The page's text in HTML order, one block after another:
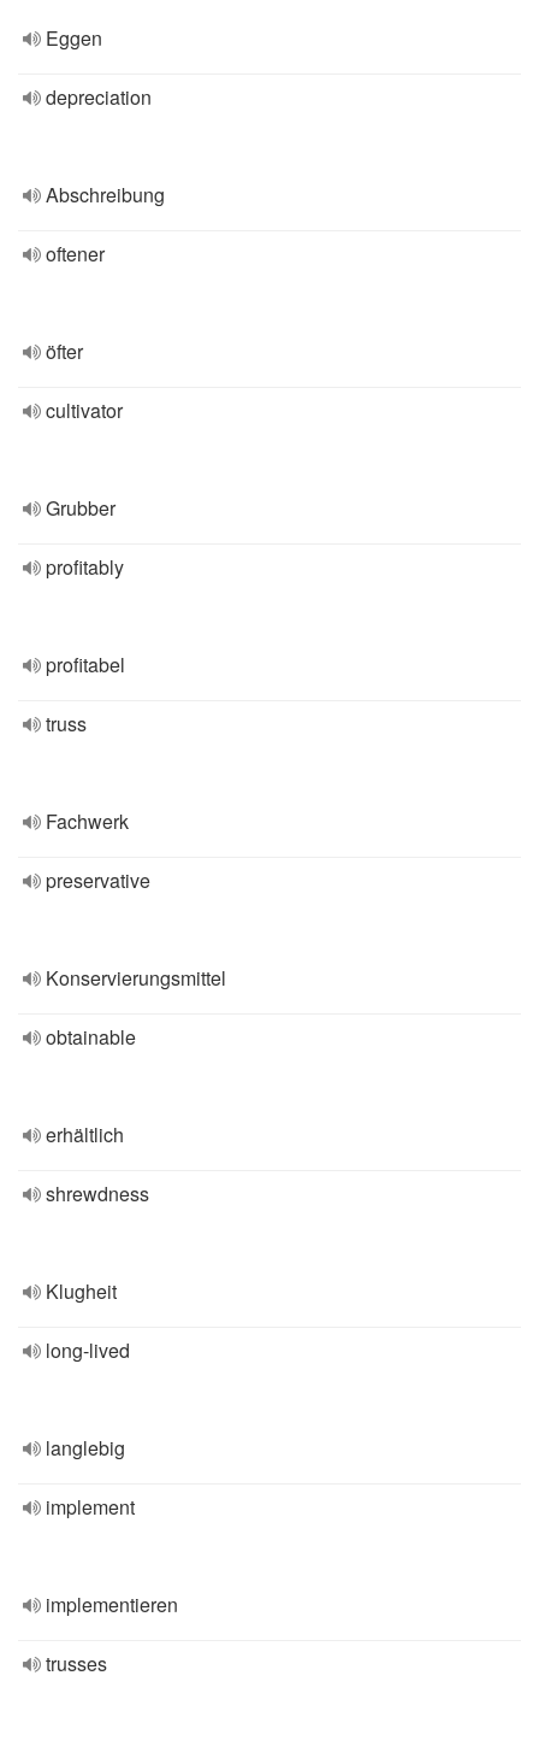
Eggen
depreciation
Abschreibung
oftener
öfter
cultivator
Grubber
profitably
profitabel
truss
Fachwerk
preservative
Konservierungsmittel
obtainable
erhältlich
shrewdness
Klugheit
long-lived
langlebig
implement
implementieren
trusses